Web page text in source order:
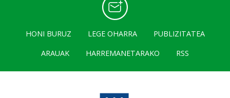
HONI BURUZ LEGE OHARRA
PUBLIZITATEA
ARAUAK
HARREMANETARAKO RSS